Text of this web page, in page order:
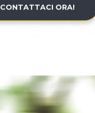
CONTATTACI ORA!